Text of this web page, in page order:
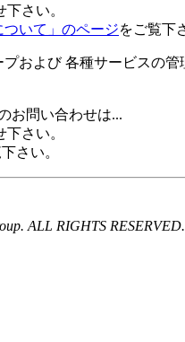
下さい。
ついて」のページをご覧下
および 各種サービスの
お問い合わせは...
下さい。
さい。
ALL RIGHTS RESERVED.